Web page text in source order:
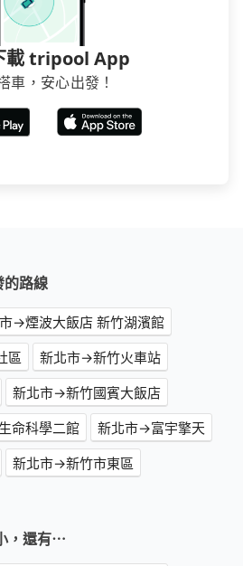
載 tripool App
車，安心出發！
的路線
→煙波大飯店 新竹湖濱館
區
新北市→新竹火車站
新北市→新竹國賓大飯店
命科學二館
新北市→富宇擎天
新北市→新竹市東區
，還有⋯